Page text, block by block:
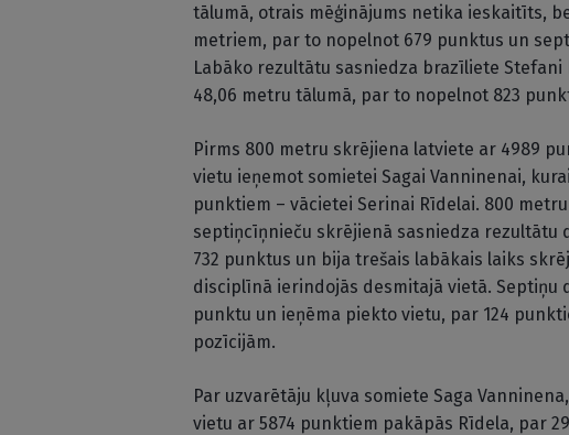
tālumā, otrais mēģinājums netika ieskaitīts,
metriem, par to nopelnot 679 punktus un
Labāko rezultātu sasniedza brazīliete Stefani
48,06 metru tālumā, par to nopelnot 823
Pirms 800 metru skrējiena latviete ar 4989
vietu ieņemot somietei Sagai Vanninenai,
punktiem – vācietei Serinai Rīdelai. 800
septiņcīņnieču skrējienā sasniedza rezultātu
732 punktus un bija trešais labākais laiks
disciplīnā ierindojās desmitajā vietā. Septiņu
punktu un ieņēma piekto vietu, par 124
pozīcijām.
Par uzvarētāju kļuva somiete Saga
vietu ar 5874 punktiem pakāpās Rīdela, par